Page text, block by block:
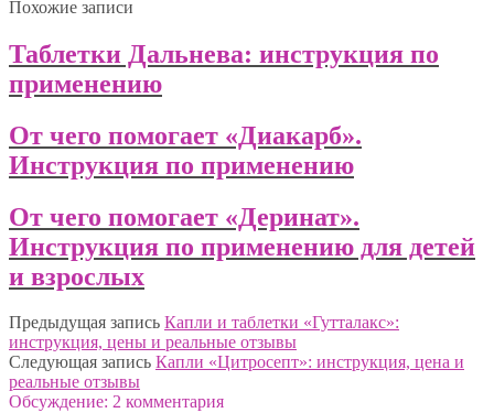
Похожие записи
Таблетки Дальнева: инструкция по
применению
От чего помогает «Диакарб».
Инструкция по применению
От чего помогает «Деринат».
Инструкция по применению для детей
и взрослых
Предыдущая запись Капли и таблетки «Гутталакс»:
инструкция, цены и реальные отзывы
Следующая запись Капли «Цитросепт»: инструкция, цена и
реальные отзывы
Обсуждение: 2 комментария